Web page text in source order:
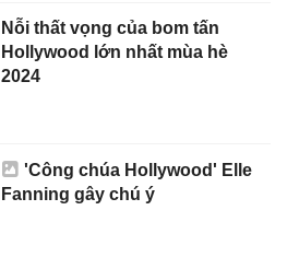
Nỗi thất vọng của bom tấn
Hollywood lớn nhất mùa hè
2024
'Công chúa Hollywood' Elle
Fanning gây chú ý